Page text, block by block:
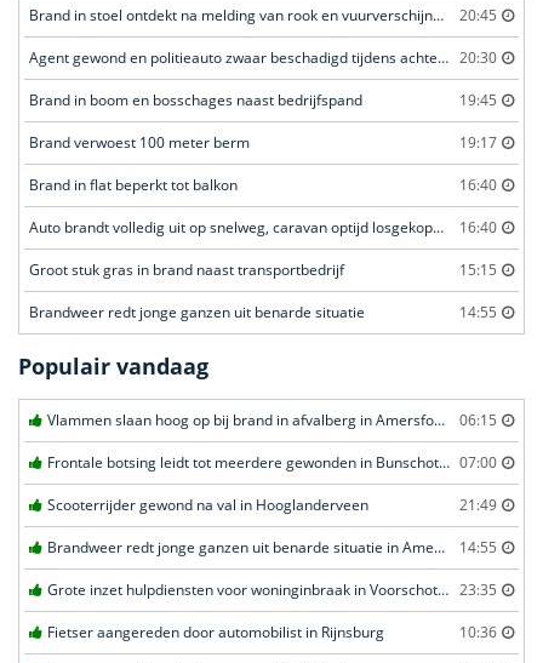
Brand in stoel ontdekt na melding van rook en vuurverschijnselen in portiekflat 20:45
Agent gewond en politieauto zwaar beschadigd tijdens achtervolging 20:30
Brand in boom en bosschages naast bedrijfspand 19:45
Brand verwoest 100 meter berm 19:17
Brand in flat beperkt tot balkon 16:40
Auto brandt volledig uit op snelweg, caravan optijd losgekoppeld 16:40
Groot stuk gras in brand naast transportbedrijf 15:15
Brandweer redt jonge ganzen uit benarde situatie 14:55
Populair vandaag
Vlammen slaan hoog op bij brand in afvalberg in Amersfoort 06:15
Frontale botsing leidt tot meerdere gewonden in Bunschoten-Spakenburg 07:00
Scooterrijder gewond na val in Hooglanderveen 21:49
Brandweer redt jonge ganzen uit benarde situatie in Amersfoort 14:55
Grote inzet hulpdiensten voor woninginbraak in Voorschoten 23:35
Fietser aangereden door automobilist in Rijnsburg 10:36